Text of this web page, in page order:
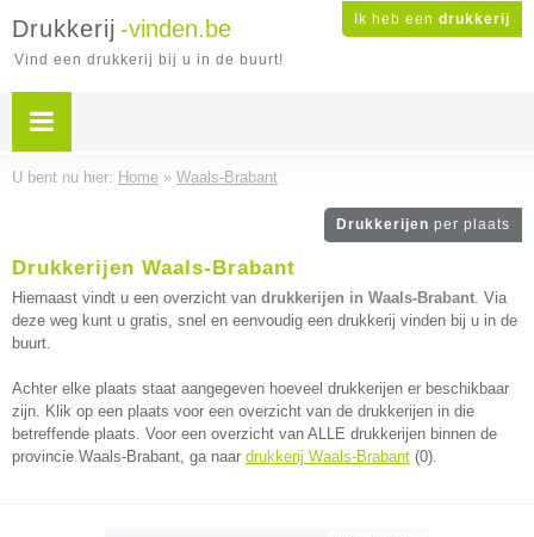
Ik heb een drukkerij
Drukkerij -vinden.be
Vind een drukkerij bij u in de buurt!
U bent nu hier: Home » Waals-Brabant
Drukkerijen per plaats
Drukkerijen Waals-Brabant
Hiernaast vindt u een overzicht van drukkerijen in Waals-Brabant. Via
deze weg kunt u gratis, snel en eenvoudig een drukkerij vinden bij u in de
buurt.
Achter elke plaats staat aangegeven hoeveel drukkerijen er beschikbaar
zijn. Klik op een plaats voor een overzicht van de drukkerijen in die
betreffende plaats. Voor een overzicht van ALLE drukkerijen binnen de
provincie Waals-Brabant, ga naar drukkerij Waals-Brabant (0).